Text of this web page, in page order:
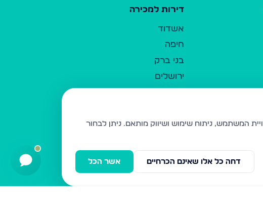
דירות למכירה
אשדוד
חיפה
בני ברק
ירושלים
בית שמש
ביתר עילית
ניתן לבחור
אשר הכל דחה כל אלו שאינם הכרחיים